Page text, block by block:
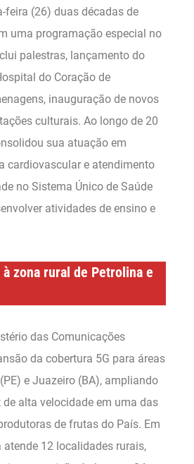
feira (26) duas décadas de
uma programação especial no
palestras, lançamento do
do Coração de
inauguração de novos
culturais. Ao longo de 20
sua atuação em
cardiovascular e atendimento
no Sistema Único de Saúde
atividades de ensino e
zona rural de Petrolina e
das Comunicações
da cobertura 5G para áreas
e Juazeiro (BA), ampliando
alta velocidade em uma das
de frutas do País. Em
atende 12 localidades rurais,